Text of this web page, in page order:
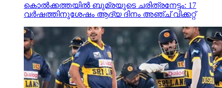
കൊല്‍ക്കത്തയില്‍ ബുമ്രയുടെ ചരിത്രനേട്ടം: 17
വര്‍ഷത്തിനുശേഷം ആദ്യ ദിനം അഞ്ച് വിക്കറ്റ്